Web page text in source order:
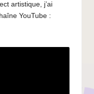
artistique, j’ai
YouTube :